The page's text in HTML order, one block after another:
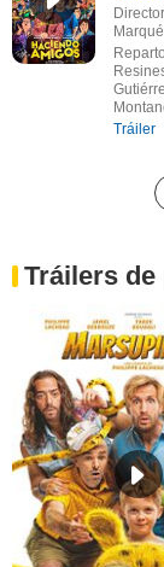
Tráiler
Tráilers